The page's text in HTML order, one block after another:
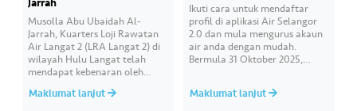
Musolla Abu Ubaidah Al-
Jarrah, Kuarters Loji Rawatan
Air Langat 2 (LRA Langat 2) di
wilayah Hulu Langat telah
mendapat kebenaran oleh
Selangor (JAIS) untuk
Maklumat lanjut
Ikuti cara untuk mendaftar
profil di aplikasi Air Selangor
2.0 dan mula mengurus akaun
air anda dengan mudah.
Bermula 31 Oktober 2025,
atau dimuat turun di gedung
Maklumat lanjut